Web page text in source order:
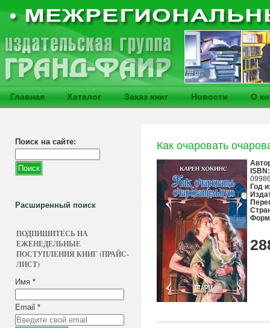
Главная Каталог Заказ книг Новости О
Поиск на сайте:
Расширенный поиск
ПОДПИШИТЕСЬ НА
ЕЖЕНЕДЕЛЬНЫЕ
ПОСТУПЛЕНИЯ КНИГ (ПРАЙС-
ЛИСТ)
Имя *
Email *
Как очаровать
ISBN:
Год